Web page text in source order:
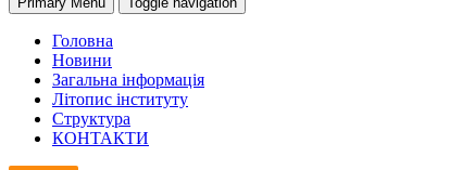
Головна
Новини
Загальна інформація
Літопис інституту
Структура
КОНТАКТИ